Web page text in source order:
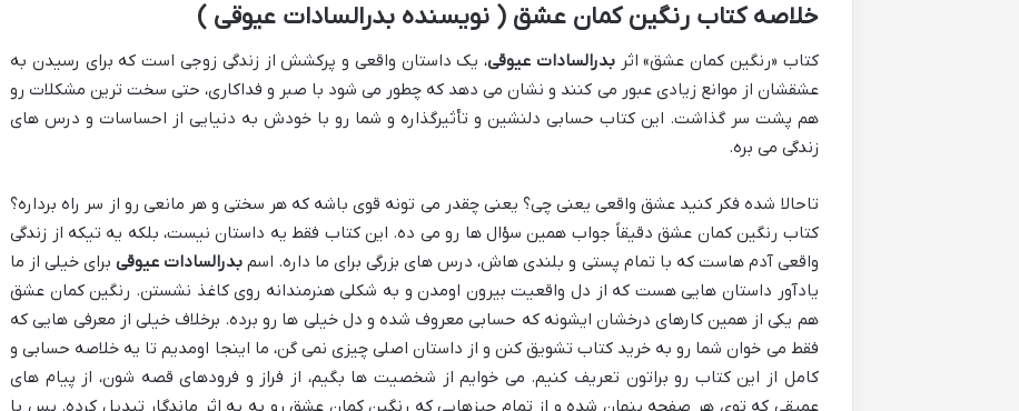
خلاصه کتاب رنگین کمان عشق ( نویسنده بدرالسادات عیوقی )
کتاب «رنگین کمان عشق» اثربدرالسادات عیوقی، یک داستان واقعی و پرکشش از زندگی زوجی است که برای رسیدن به
عشقشان از موانع زیادی عبور می کنند و نشان می دهد که چطور می شود با صبر و فداکاری، حتی سخت ترین مشکلات رو
هم پشت سر گذاشت. این کتاب حسابی دلنشین و تأثیرگذاره و شما رو با خودش به دنیایی از احساسات و درس های
زندگی می بره.
تاحالا شده فکر کنید عشق واقعی یعنی چی؟ یعنی چقدر می تونه قوی باشه که هر سختی و هر مانعی رو از سر راه برداره؟
کتاب رنگین کمان عشق دقیقاً جواب همین سؤال ها رو می ده. این کتاب فقط یه داستان نیست، بلکه یه تیکه از زندگی
واقعی آدم هاست که با تمام پستی و بلندی هاش، درس های بزرگی برای ما داره. اسم بدرالسادات عیوقیبرای خیلی از ما
یادآور داستان هایی هست که از دل واقعیت بیرون اومدن و به شکلی هنرمندانه روی کاغذ نشستن. رنگین کمان عشق
هم یکی از همین کارهای درخشان ایشونه که حسابی معروف شده و دل خیلی ها رو برده. برخلاف خیلی از معرفی هایی که
فقط می خوان شما رو به خرید کتاب تشویق کنن و از داستان اصلی چیزی نمی گن، ما اینجا اومدیم تا یه خلاصه حسابی و
کامل از این کتاب رو براتون تعریف کنیم. می خوایم از شخصیت ها بگیم، از فراز و فرودهای قصه شون، از پیام های